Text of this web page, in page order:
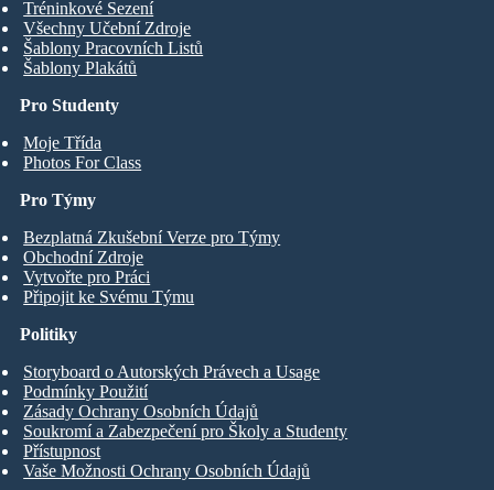
Pro Studenty
Moje Třída
Photos For Class
Tréninkové Sezení
Všechny Učební Zdroje
Šablony Pracovních Listů
Šablony Plakátů
Pro Týmy
Bezplatná Zkušební Verze pro Týmy
Obchodní Zdroje
Vytvořte pro Práci
Připojit ke Svému Týmu
Politiky
Storyboard o Autorských Právech a Usage
Podmínky Použití
Zásady Ochrany Osobních Údajů
Soukromí a Zabezpečení pro Školy a Studenty
Přístupnost
Vaše Možnosti Ochrany Osobních Údajů